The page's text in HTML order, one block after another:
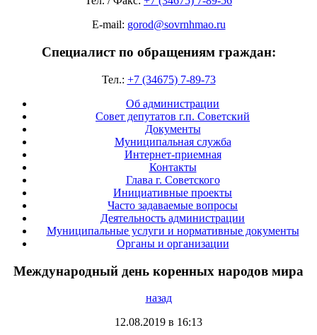
E-mail: gorod@sovrnhmao.ru
Специалист по обращениям граждан:
Тел.: +7 (34675) 7-89-73
Об администрации
Совет депутатов г.п. Советский
Документы
Муниципальная служба
Интернет-приемная
Контакты
Глава г. Советского
Инициативные проекты
Часто задаваемые вопросы
Деятельность администрации
Муниципальные услуги и нормативные документы
Органы и организации
Международный день коренных народов мира
назад
12.08.2019 в 16:13